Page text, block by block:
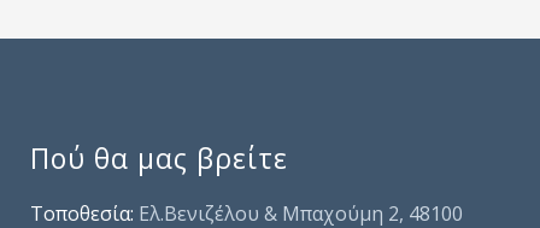
Πού θα μας βρείτε
Τοποθεσία: Ελ.Βενιζέλου & Μπαχούμη 2, 48100